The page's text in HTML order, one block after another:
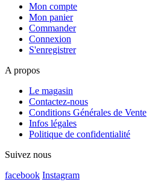
Mon compte
Mon panier
Commander
Connexion
S'enregistrer
A propos
Le magasin
Contactez-nous
Conditions Générales de Vente
Infos légales
Politique de confidentialité
Suivez nous
facebook Instagram